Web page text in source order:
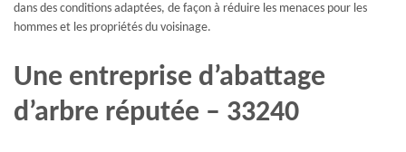
dans des conditions adaptées, de façon à réduire les menaces pour les
hommes et les propriétés du voisinage.
Une entreprise d’abattage
d’arbre réputée – 33240